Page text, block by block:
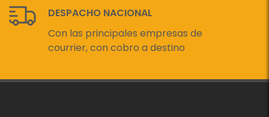
DESPACHO NACIONAL
Con las principales empresas de
courrier, con cobro a destino